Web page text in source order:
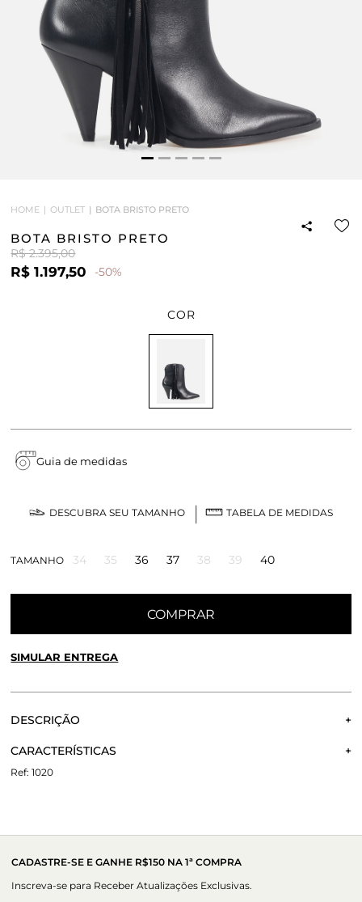
HOME OUTLET BOTA BRISTO PRETO
BOTA BRISTO PRETO
R$ 2.395,00
R$ 1.197,50 -50%
COR
Guia de medidas
DESCUBRA SEU TAMANHO TABELA DE MEDIDAS
TAMANHO 34 35 36 37 38 39 40
COMPRAR
SIMULAR ENTREGA
DESCRIÇÃO
A Bota Bristo é um calçado feminino confeccionado em
couro. O seu bico fino confere elegância à bota e o salto
CARACTERÍSTICAS
1020
CADASTRE-SE E GANHE R$150 NA 1ª COMPRA
Inscreva-se para Receber Atualizações Exclusivas.